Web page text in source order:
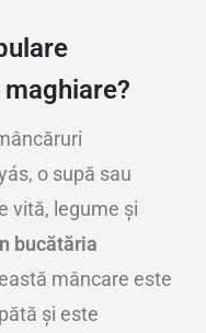
o supă sau
vită, legume și
bucătăria
mâncare este
și este